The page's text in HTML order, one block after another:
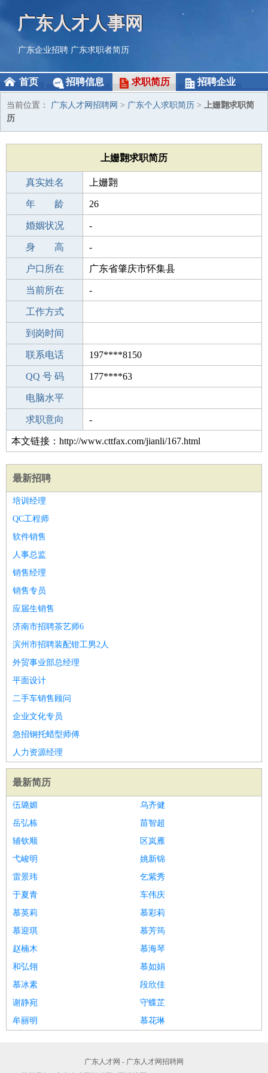
广东人才人事网
广东企业招聘 广东求职者简历
首页 招聘信息 求职简历 招聘企业
当前位置： 广东人才网招聘网 > 广东个人求职简历 > 上姗翾求职简
历
上姗翾求职简历
真实姓名 上姗翾
性 别 女
年 龄 26
出生年月 2000-03-22
婚姻状况 -
学 历 职校/技校
身 高 -
毕业学校 江苏省建湖中等专业学校
户口所在 广东省肇庆市怀集县
所学专业 -
当前所在 -
工作经验
工作方式
驾 照
到岗时间
期望月薪
联系电话 197****8150
手机号码 197****8150
QQ 号 码 177****63
微信号码
电脑水平
外语水平
求职意向 -
本文链接：http://www.cttfax.com/jianli/167.html
最新招聘
培训经理
QC工程师
软件销售
人事总监
销售经理
销售专员
应届生销售
济南市招聘茶艺师6
滨州市招聘装配钳工男2人
外贸事业部总经理
平面设计
二手车销售顾问
企业文化专员
急招钢托蜡型师傅
人力资源经理
最新简历
伍璐媚
乌齐健
岳弘栋
苗智超
辅钦顺
区岚雁
弋峻明
姚新锦
雷景玮
乞紫秀
于夏青
车伟庆
慕英莉
慕彩莉
慕迎琪
慕芳筠
赵楠木
慕海琴
和弘翎
慕如娟
慕冰素
段欣佳
谢静宛
守蝶芷
牟丽明
慕花琳
广东人才网 - 广东人才网招聘网